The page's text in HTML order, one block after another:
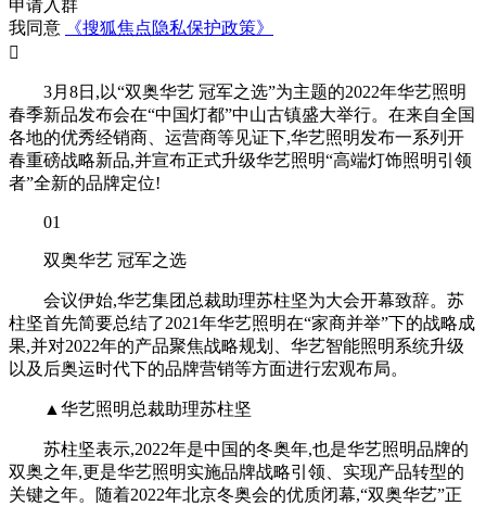
申请入群
我同意
《搜狐焦点隐私保护政策》

3月8日,以“双奥华艺 冠军之选”为主题的2022年华艺照明
春季新品发布会在“中国灯都”中山古镇盛大举行。在来自全国
各地的优秀经销商、运营商等见证下,华艺照明发布一系列开
春重磅战略新品,并宣布正式升级华艺照明“高端灯饰照明引领
者”全新的品牌定位!
01
双奥华艺 冠军之选
会议伊始,华艺集团总裁助理苏柱坚为大会开幕致辞。苏
柱坚首先简要总结了2021年华艺照明在“家商并举”下的战略成
果,并对2022年的产品聚焦战略规划、华艺智能照明系统升级
以及后奥运时代下的品牌营销等方面进行宏观布局。
▲华艺照明总裁助理苏柱坚
苏柱坚表示,2022年是中国的冬奥年,也是华艺照明品牌的
双奥之年,更是华艺照明实施品牌战略引领、实现产品转型的
关键之年。随着2022年北京冬奥会的优质闭幕,“双奥华艺”正